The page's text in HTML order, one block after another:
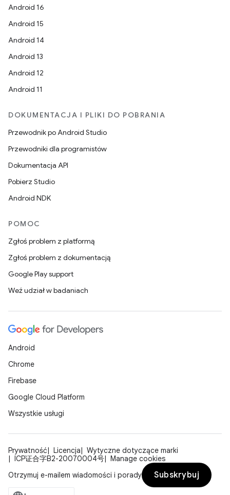
Android 16
Android 15
Android 14
Android 13
Android 12
Android 11
DOKUMENTACJA I PLIKI DO POBRANIA
Przewodnik po Android Studio
Przewodniki dla programistów
Dokumentacja API
Pobierz Studio
Android NDK
POMOC
Zgłoś problem z platformą
Zgłoś problem z dokumentacją
Google Play support
Weź udział w badaniach
Android
Chrome
Firebase
Google Cloud Platform
Wszystkie usługi
Prywatność Licencja
Wytyczne dotyczące marki
ICP证合字B2-20070004号
Manage cookies
Otrzymuj e-mailem wiadomości i porady
Subskrybuj